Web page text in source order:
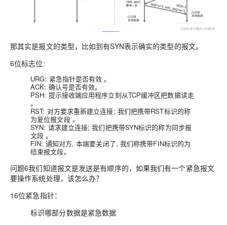
那其实是报文的类型，比如到有SYN表示确实的类型的报文。
6位标志位:
URG: 紧急指针是否有效 。
ACK: 确认号是否有效。
PSH: 提示接收端应用程序立刻从TCP缓冲区把数据读走
。
RST: 对方要求重新建立连接; 我们把携带RST标识的称
为复位报文段 。
SYN: 请求建立连接; 我们把携带SYN标识的称为同步报
文段 。
FIN: 通知对方, 本端要关闭了, 我们称携带FIN标识的为
结束报文段。
问题6我们知道报文是发送是有顺序的，如果我们有一个紧急报文
要操作系统处理，该怎么办？
16位紧急指针：
标识哪部分数据是紧急数据